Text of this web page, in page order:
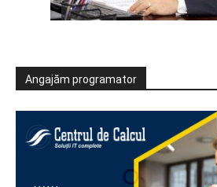
Angajăm programator